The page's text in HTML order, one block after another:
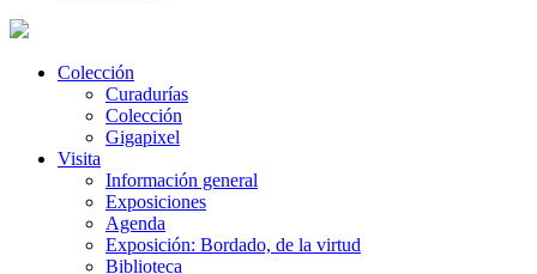
Colección
Curadurías
Colección
Gigapixel
Visita
Información general
Exposiciones
Agenda
Exposición: Bordado, de la virtud
Biblioteca